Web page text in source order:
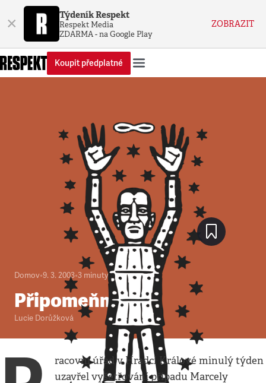
× Týdeník Respekt
Respekt Media
ZDARMA - na Google Play
ZOBRAZIT
Koupit předplatné
Domov•9. 3. 2003•3 minuty
Připomeňme si
Lucie Dorůžková
racovní úřad v Hradci Králové minulý týden
uzavřel vyšetřování případu Marcely